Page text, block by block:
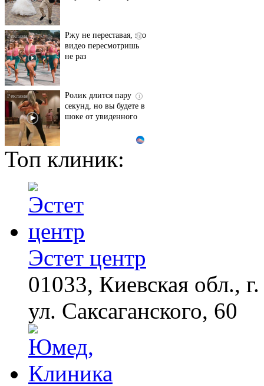
i
Ржу не переставая, это
видео пересмотришь
не раз
i
Ролик длится пару
секунд, но вы будете в
шоке от увиденного
Ролик из Омска: вы
будете смеяться долго
Взломали Telegram
нашлось в переписках
"Потеряли стыд в
погоне за "Диором":
Поплавская вмазала
семейке Плющенко
отожгла! Видео не
оставит равнодушным
Топ клиник:
Эстет центр
01033, Киевская обл.,
ул. Саксаганского, 60